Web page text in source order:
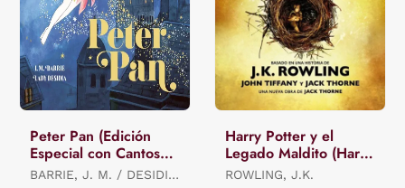
Peter Pan (Edición
Especial con Cantos
Tintados)
BARRIE, J. M. / DESIDIA,
Harry Potter y el
Legado Maldito (Harry
Potter 8)
ROWLING, J.K.